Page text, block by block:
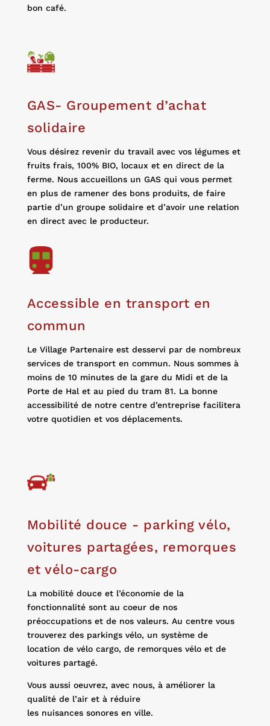
bon café.
GAS- Groupement d’achat
solidaire
Vous désirez revenir du travail avec vos légumes et
fruits frais, 100% BIO, locaux et en direct de la
ferme. Nous accueillons un GAS qui vous permet
en plus de ramener des bons produits, de faire
partie d’un groupe solidaire et d’avoir une relation
en direct avec le producteur.
Accessible en transport en
commun
Le Village Partenaire est desservi par de nombreux
services de transport en commun. Nous sommes à
moins de 10 minutes de la gare du Midi et de la
Porte de Hal et au pied du tram 81. La bonne
accessibilité de notre centre d’entreprise facilitera
votre quotidien et vos déplacements.
Mobilité douce - parking vélo,
voitures partagées, remorques
et vélo-cargo
La mobilité douce et l’économie de la
fonctionnalité sont au coeur de nos
préoccupations et de nos valeurs. Au centre vous
trouverez des parkings vélo, un système de
location de vélo cargo, de remorques vélo et de
voitures partagé.
Vous aussi oeuvrez, avec nous, à améliorer la
qualité de l’air et à réduire
les nuisances sonores en ville.